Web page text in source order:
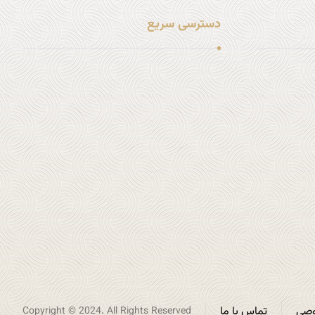
دسترسی سریع
لینک شماره 1
لینک شماره 2
لینک شماره 3
لینک شماره 4
لینک شماره 5
لینک شماره 6
Copyright © 2024. All Rights Reserved